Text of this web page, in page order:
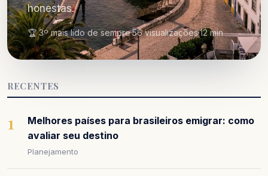
honestas.
🏆 3º mais lido de sempre·56 visualizações·12 min
RECENTES
1
Melhores países para brasileiros emigrar: como
avaliar seu destino
Planejamento